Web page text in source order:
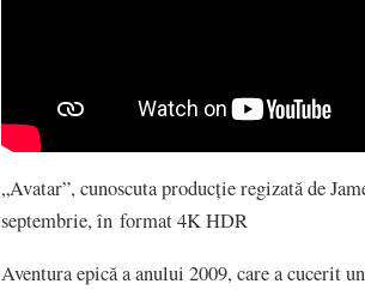
„Avatar”, cunoscuta producţie regizată de
septembrie, în format 4K HDR
Aventura epică a anului 2009, care a cucerit